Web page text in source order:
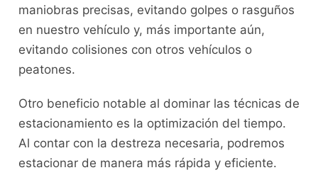
maniobras precisas,⁣ evitando golpes o rasguños⁣
en nuestro vehículo y,‌ más importante aún,
evitando⁢ colisiones⁣ con otros vehículos o
peatones.
Otro‌ beneficio‌ notable al dominar‌ las técnicas de
estacionamiento es la optimización del tiempo.‍
Al contar con la destreza necesaria, podremos
estacionar de manera más rápida y eficiente.